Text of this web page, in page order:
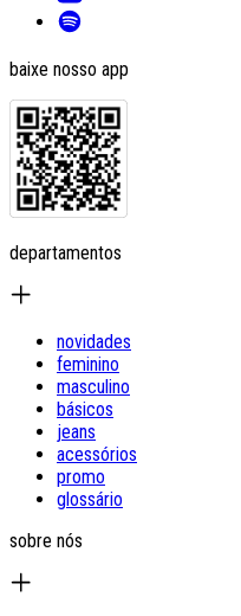
baixe nosso app
departamentos
novidades
feminino
masculino
básicos
jeans
acessórios
promo
glossário
sobre nós